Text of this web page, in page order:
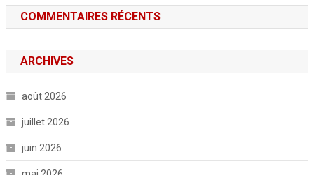
COMMENTAIRES RÉCENTS
ARCHIVES
août 2026
juillet 2026
juin 2026